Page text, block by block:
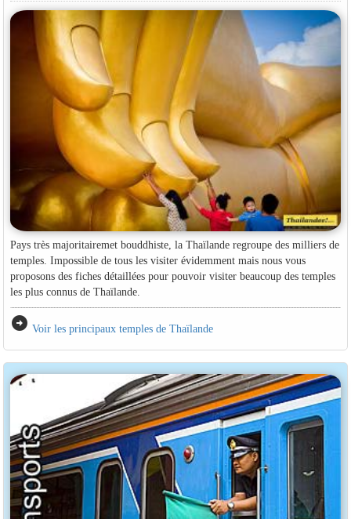
Pays très majoritairemet bouddhiste, la Thaïlande regroupe des milliers de
temples. Impossible de tous les visiter évidemment mais nous vous
proposons des fiches détaillées pour pouvoir visiter beaucoup des temples
les plus connus de Thaïlande.
arrow_circle_right Voir les principaux temples de Thaïlande